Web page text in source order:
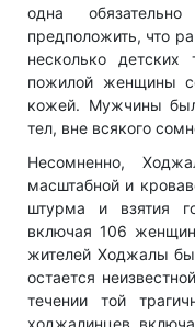
одна
предположить, что
несколько
пожилой женщины
кожей. Мужчины
тел, вне всякого
Несомненно,
масштабной и
штурма и взятия
включая 106
жителей Ходжалы
остается
течении той
ходжалинцев,